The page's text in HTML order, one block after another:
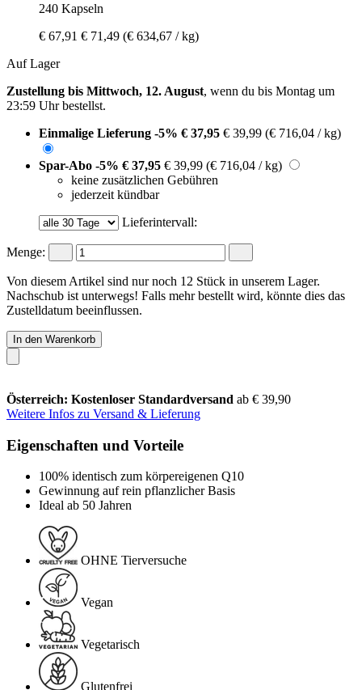
240 Kapseln
€ 67,91 € 71,49 (€ 634,67 / kg)
Auf Lager
Zustellung bis Mittwoch, 12. August, wenn du bis Montag um
23:59 Uhrbestellst.
Einmalige Lieferung -5% € 37,95 € 39,99 (€ 716,04 / kg)
Spar-Abo -5% € 37,95 € 39,99 (€ 716,04 / kg)
keine zusätzlichen Gebühren
jederzeit kündbar
Lieferintervall:
Menge:
Von diesem Artikel sind nur noch 12 Stück in unserem Lager.
Nachschub ist unterwegs! Falls mehr bestellt wird, könnte dies das
Zustelldatum beeinflussen.
In den Warenkorb
Österreich: Kostenloser Standardversand ab € 39,90
Weitere Infos zu Versand & Lieferung
Eigenschaften und Vorteile
100% identisch zum körpereigenen Q10
Gewinnung auf rein pflanzlicher Basis
Ideal ab 50 Jahren
OHNE Tierversuche
Vegan
Vegetarisch
Glutenfrei